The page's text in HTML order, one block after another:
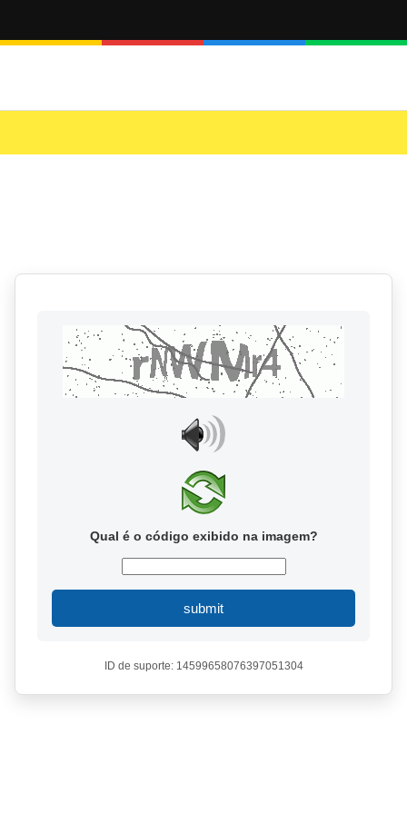
Qual é o código exibido na imagem?
submit
ID de suporte: 14599658076397051304